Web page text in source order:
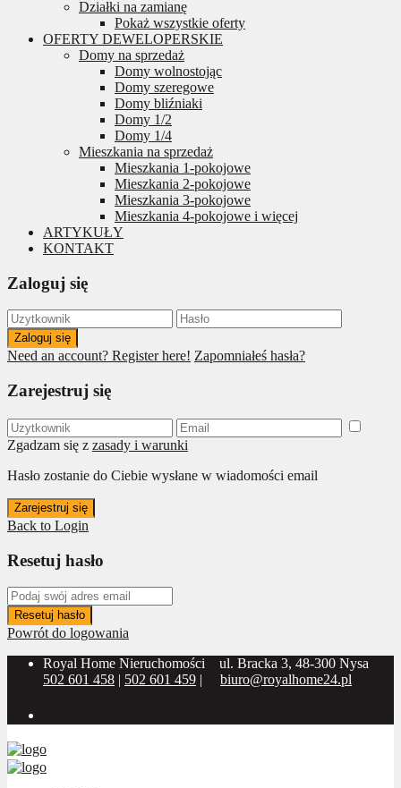
Działki na zamianę
Pokaż wszystkie oferty
OFERTY DEWELOPERSKIE
Domy na sprzedaż
Domy wolnostojąc
Domy szeregowe
Domy bliźniaki
Domy 1/2
Domy 1/4
Mieszkania na sprzedaż
Mieszkania 1-pokojowe
Mieszkania 2-pokojowe
Mieszkania 3-pokojowe
Mieszkania 4-pokojowe i więcej
ARTYKUŁY
KONTAKT
Zaloguj się
Zaloguj się
Need an account? Register here! Zapomniałeś hasła?
Zarejestruj się
Zgadzam się z zasady i warunki
Hasło zostanie do Ciebie wysłane w wiadomości email
Zarejestruj się
Back to Login
Resetuj hasło
Resetuj hasło
Powrót do logowania
Royal Home Nieruchomości
ul. Bracka 3, 48-300 Nysa
502 601 458 | 502 601 459 | biuro@royalhome24.pl